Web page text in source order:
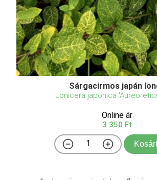
Sárgacirmos japán
Lonicera japonica
Online ár
3 350 Ft